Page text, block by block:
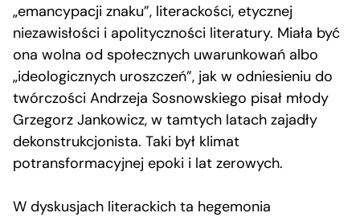
„emancypacji znaku”, literackości, etycznej
niezawisłości i apolityczności literatury. Miała być
ona wolna od społecznych uwarunkowań albo
„ideologicznych uroszczeń”, jak w odniesieniu do
twórczości Andrzeja Sosnowskiego pisał młody
Grzegorz Jankowicz, w tamtych latach zajadły
dekonstrukcjonista. Taki był klimat
potransformacyjnej epoki i lat zerowych.
W dyskusjach literackich ta hegemonia